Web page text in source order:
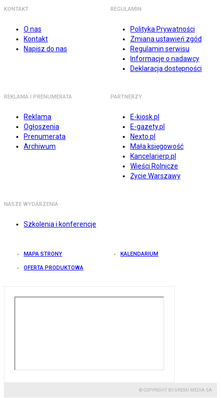
KONTAKT
O nas
Kontakt
Napisz do nas
REGULAMIN
Polityka Prywatności
Zmiana ustawień zgód
Regulamin serwisu
Informacje o nadawcy
Deklaracja dostępności
REKLAMA I PRENUMERATA
Reklama
Ogłoszenia
Prenumerata
Archiwum
PARTNERZY
E-kiosk.pl
E-gazety.pl
Nexto.pl
Mała księgowość
Kancelarierp.pl
Wieści Rolnicze
Życie Warszawy
NASZE WYDARZENIA
Szkolenia i konferencje
MAPA STRONY KALENDARIUM
OFERTA PRODUKTOWA
© COPYRIGHT BY GREMI MEDIA SA